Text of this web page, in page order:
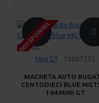
INDISPONIBIL
INDISPONIBIL
INDISPONIBIL
Mini GT 10007232
MACHETA AUTO
CENTODIECI BLUE
1:64 MINI GT